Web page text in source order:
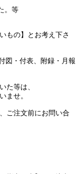
。等
もの】とお考え下さ
図・付表、附録・月報
た等は、
ませ。
ご注文前にお問い合